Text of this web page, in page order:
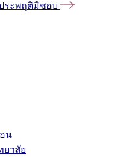
ระพฤติมิชอบ
น
ยาลัย